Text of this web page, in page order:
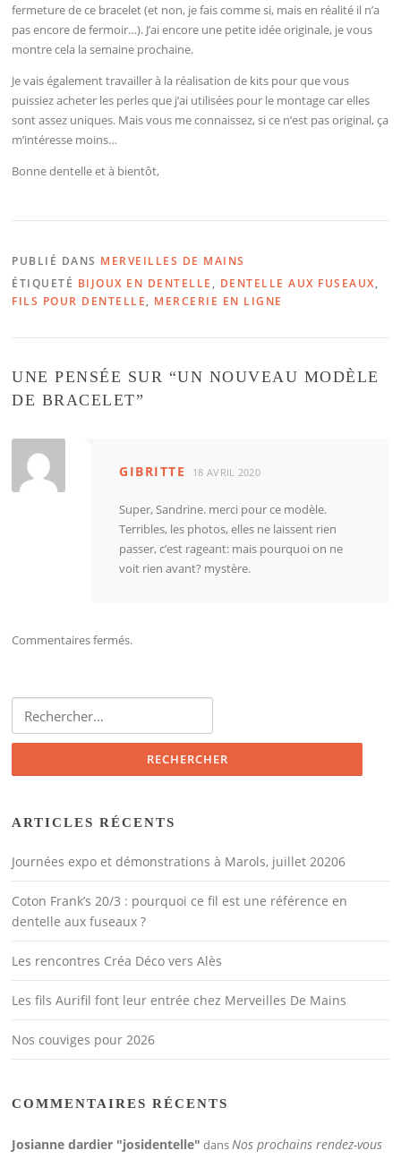
fermeture de ce bracelet (et non, je fais comme si, mais en réalité il n’a
pas encore de fermoir…). J’ai encore une petite idée originale, je vous
montre cela la semaine prochaine.
Je vais également travailler à la réalisation de kits pour que vous
puissiez acheter les perles que j’ai utilisées pour le montage car elles
sont assez uniques. Mais vous me connaissez, si ce n’est pas original, ça
m’intéresse moins…
Bonne dentelle et à bientôt,
PUBLIÉ DANS MERVEILLES DE MAINS
ÉTIQUETÉ BIJOUX EN DENTELLE , DENTELLE AUX FUSEAUX,
FILS POUR DENTELLE, MERCERIE EN LIGNE
UNE PENSÉE SUR “UN NOUVEAU MODÈLE
DE BRACELET”
GIBRITTE 18 AVRIL 2020
Super, Sandrine. merci pour ce modèle.
Terribles, les photos, elles ne laissent rien
passer, c’est rageant: mais pourquoi on ne
voit rien avant? mystère.
Commentaires fermés.
ARTICLES RÉCENTS
Journées expo et démonstrations à Marols, juillet 20206
Coton Frank’s 20/3 : pourquoi ce fil est une référence en
dentelle aux fuseaux ?
Les rencontres Créa Déco vers Alès
Les fils Aurifil font leur entrée chez Merveilles De Mains
Nos couviges pour 2026
COMMENTAIRES RÉCENTS
Josianne dardier "josidentelle" dansNos prochains rendez-vous